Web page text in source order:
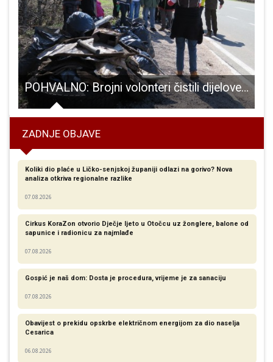
POHVALNO: Brojni volonteri čistili dijelove Nacionalnog parka Plitvička Jezera
ZADNJE OBJAVE
Koliki dio plaće u Ličko-senjskoj županiji odlazi na gorivo? Nova
analiza otkriva regionalne razlike​
07.08.2026
Cirkus KoraZon otvorio Dječje ljeto u Otočcu uz žonglere, balone od
sapunice i radionicu za najmlađe
07.08.2026
Gospić je naš dom: Dosta je procedura, vrijeme je za sanaciju
07.08.2026
Obavijest o prekidu opskrbe električnom energijom za dio naselja
Cesarica
06.08.2026